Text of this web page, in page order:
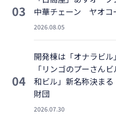
03
中華チェーン ヤオコ
2026.08.05
04
開発棟は「オナラビ
「リンゴのプーさん
和ビル」新名称決ま
財団
2026.07.30